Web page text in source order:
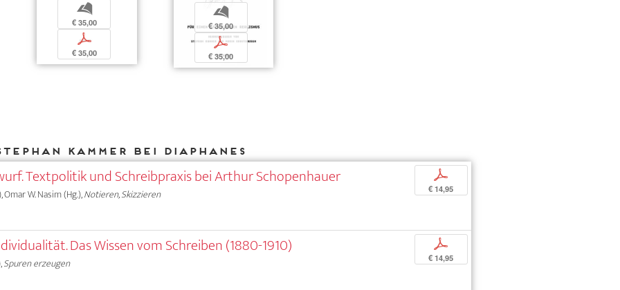
b
€ 35,00
p
€ 35,00
b
€ 35,00
p
€ 35,00
Kammer bei DIAPHANES
Textpolitik und Schreibpraxis bei Arthur Schopenhauer
W. Nasim (Hg.),Notieren, Skizzieren
p
€ 14,95
Das Wissen vom Schreiben (1880-1910)
Spuren erzeugen
p
€ 14,95